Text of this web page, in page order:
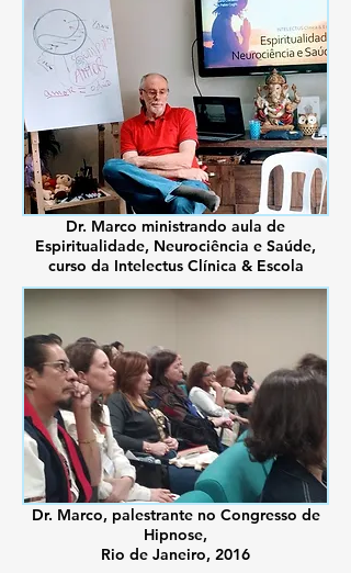
Dr. Marco ministrando aula de
Espiritualidade, Neurociência e Saúde,
curso da Intelectus Clínica & Escola
Dr. Marco, palestrante no Congresso de
Hipnose,
Rio de Janeiro, 2016